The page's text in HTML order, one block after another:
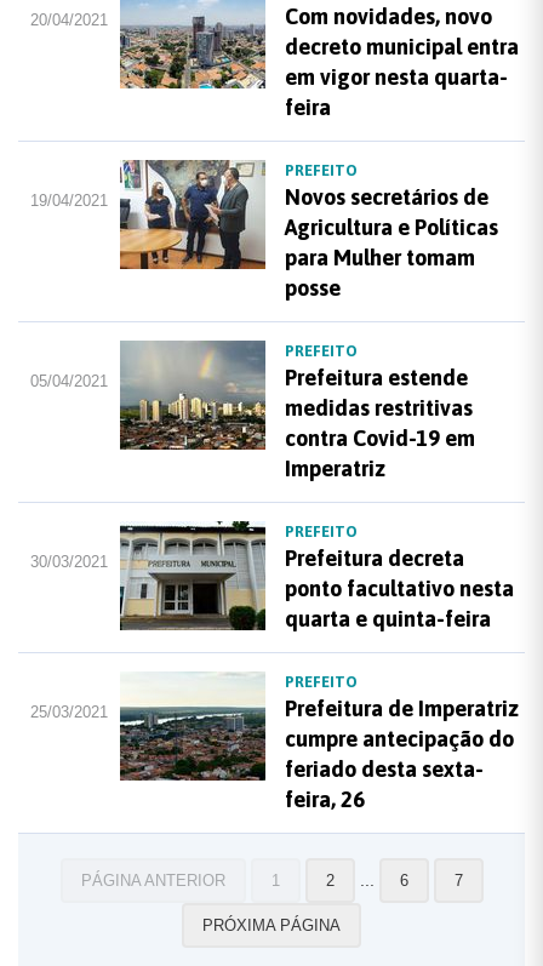
20/04/2021
Com novidades, novo
decreto municipal entra
em vigor nesta quarta-
feira
19/04/2021
PREFEITO
Novos secretários de
Agricultura e Políticas
para Mulher tomam
posse
05/04/2021
PREFEITO
Prefeitura estende
medidas restritivas
contra Covid-19 em
Imperatriz
30/03/2021
PREFEITO
Prefeitura decreta
ponto facultativo nesta
quarta e quinta-feira
25/03/2021
PREFEITO
Prefeitura de Imperatriz
cumpre antecipação do
feriado desta sexta-
feira, 26
PÁGINA ANTERIOR 1 2 6 7
PRÓXIMA PÁGINA